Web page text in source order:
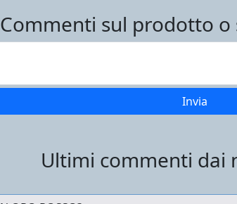
Commenti sul prodotto o
Ultimi commenti dai